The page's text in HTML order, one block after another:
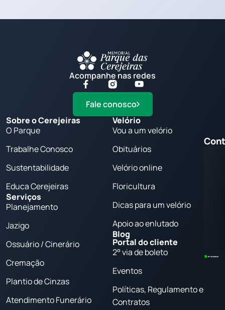
Acompanhe nas redes
Fale conosco
Sobre o Cerejeiras
O Parque
Trabalhe Conosco
Sustentabilidade
Educa Cerejeiras
Serviços
Planejamento
Jazigo
Ossuário / Cinerário
Cremação
Plantio de Cinzas
Atendimento Funerário
Velório
Vou a um velório
Obituários
Velório online
Floricultura
Dicas para um velório
Apoio ao enlutado
Blog
Portal do cliente
2° via de boleto
Eventos
Políticas, Regulamento e
Contratos